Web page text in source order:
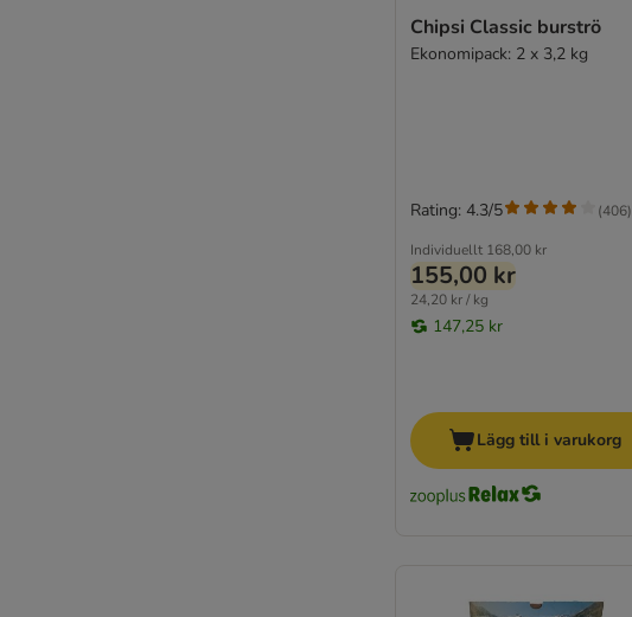
Chipsi Classic burströ
Ekonomipack: 2 x 3,2 kg
Individuellt 168,00 kr
155,00 kr
24,20 kr / kg
147,25 kr
Rating: 4.3/5 (406)
Lägg till i varukorg